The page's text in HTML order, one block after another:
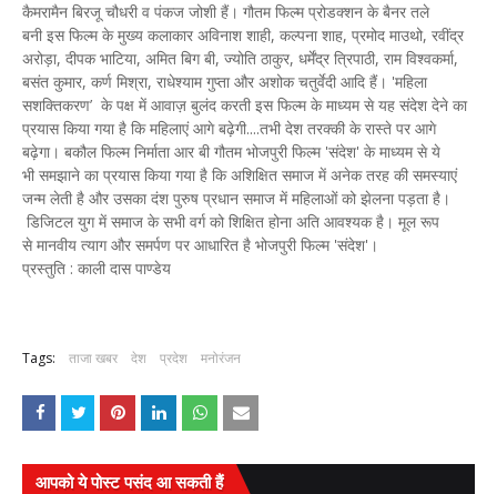
कैमरामैन बिरजू चौधरी व पंकज जोशी हैं। गौतम फिल्म प्रोडक्शन के बैनर तले
बनी इस फिल्म के मुख्य कलाकार अविनाश शाही, कल्पना शाह, प्रमोद माउथो, रवींद्र
अरोड़ा, दीपक भाटिया, अमित बिग बी, ज्योति ठाकुर, धर्मेंद्र त्रिपाठी, राम विश्वकर्मा,
बसंत कुमार, कर्ण मिश्रा, राधेश्याम गुप्ता और अशोक चतुर्वेदी आदि हैं। 'महिला
सशक्तिकरण’ के पक्ष में आवाज़ बुलंद करती इस फिल्म के माध्यम से यह संदेश देने का
प्रयास किया गया है कि महिलाएं आगे बढ़ेगी....तभी देश तरक्की के रास्ते पर आगे
बढ़ेगा। बकौल फिल्म निर्माता आर बी गौतम भोजपुरी फिल्म 'संदेश' के माध्यम से ये
भी समझाने का प्रयास किया गया है कि अशिक्षित समाज में अनेक तरह की समस्याएं
जन्म लेती है और उसका दंश पुरुष प्रधान समाज में महिलाओं को झेलना पड़ता है।
डिजिटल युग में समाज के सभी वर्ग को शिक्षित होना अति आवश्यक है। मूल रूप
से मानवीय त्याग और समर्पण पर आधारित है भोजपुरी फिल्म 'संदेश'।
प्रस्तुति : काली दास पाण्डेय
Tags: ताजा खबर देश प्रदेश मनोरंजन
आपको ये पोस्ट पसंद आ सकती हैं